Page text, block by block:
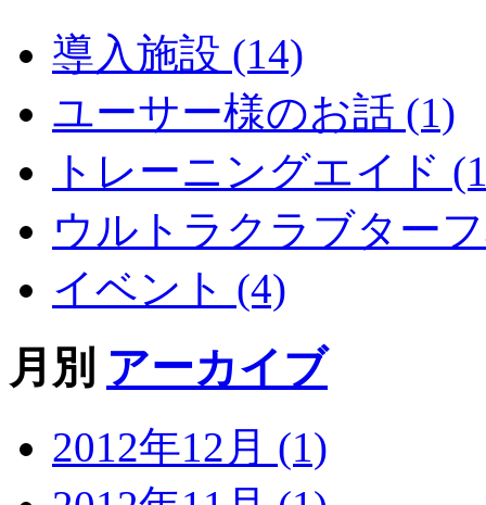
導入施設 (14)
ユーサー様のお話 (1)
トレーニングエイド
ウルトラクラブター
イベント (4)
月別 アーカイブ
2012年12月 (1)